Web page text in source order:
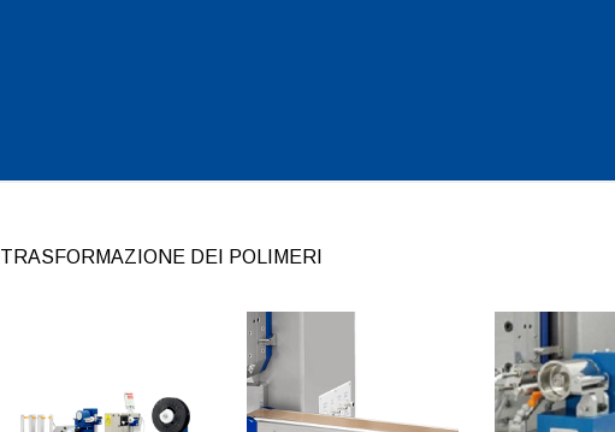
TRASFORMAZIONE DEI POLIMERI